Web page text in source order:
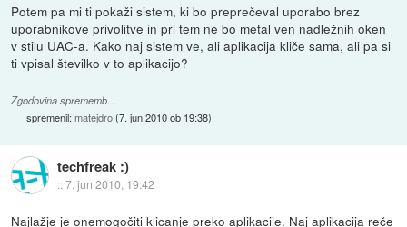
Potem pa mi ti pokaži sistem, ki bo preprečeval uporabo brez
uporabnikove privolitve in pri tem ne bo metal ven nadležnih oken
v stilu UAC-a. Kako naj sistem ve, ali aplikacija kliče sama, ali pa si
ti vpisal številko v to aplikacijo?
Zgodovina sprememb…
spremenil:matejdro(7. jun 2010 ob 19:38)
techfreak :)
::7. jun 2010, 19:42
Najlažje je onemogočiti klicanje preko aplikacije. Naj aplikacija reče